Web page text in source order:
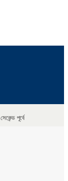
পূর্বে